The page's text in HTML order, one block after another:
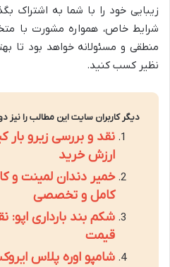
زیبایی خود را با شما به اشتراک
شرایط خاص، همواره مشورت با
منطقی و مسئولانه خواهد بود تا
نظیر کسب کنید.
دیگر کاربران سایت این مطالب را
نقد و بررسی زیرو بار
ارزش خرید
خمیر دندان لمینت و
کامل و تخصصی
شکم بند بارداری
قیمت
شامپو اوره پلاس